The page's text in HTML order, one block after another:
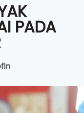
PADA